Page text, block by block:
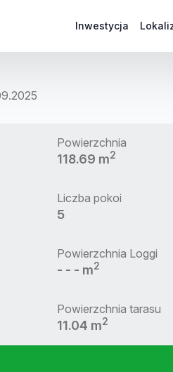
Inwestycja
Powierzchnia
118.69 m2
Liczba pokoi
5
Powierzchnia Loggi
- - - m2
Powierzchnia tarasu
11.04 m2